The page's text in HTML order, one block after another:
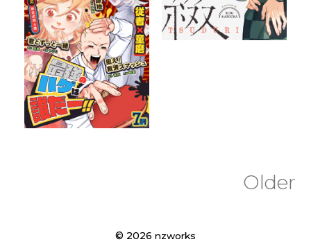
Older
© 2026 nzworks